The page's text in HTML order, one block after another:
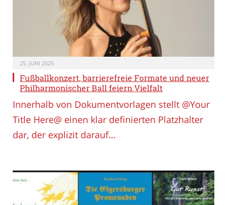
25. JUNI 2026
Fußballkonzert, barrierefreie Formate und neuer
Philharmonischer Ball feiern Vielfalt
Innerhalb von Dokumentvorlagen stellt @Your
Title Here@ einen klar definierten Platzhalter
dar, der explizit darauf…